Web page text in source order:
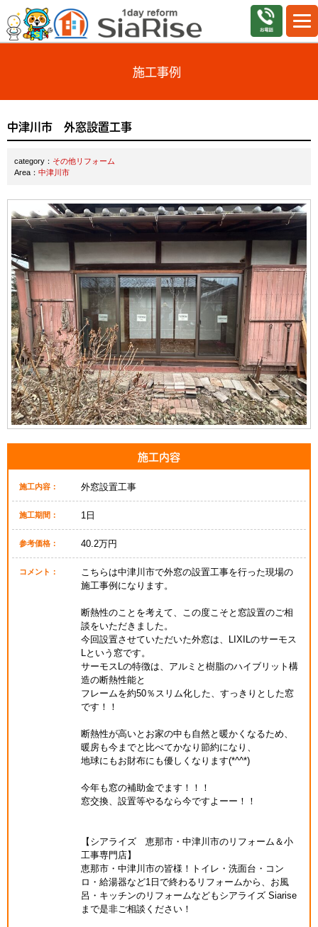
施工事例
中津川市 外窓設置工事
category： その他リフォーム
Area： 中津川市
施工内容
施工内容： 外窓設置工事
施工期間： 1日
参考価格： 40.2万円
コメント：
こちらは中津川市で外窓の設置工事を行った現場の
施工事例になります。
断熱性のことを考えて、この度こそと窓設置のご相
談をいただきました。
今回設置させていただいた外窓は、LIXILのサーモス
Lという窓です。
サーモスLの特徴は、アルミと樹脂のハイブリット構
造の断熱性能と
フレームを約50％スリム化した、すっきりとした窓
です！！
断熱性が高いとお家の中も自然と暖かくなるため、
暖房も今までと比べてかなり節約になり、
地球にもお財布にも優しくなります(*^^*)
今年も窓の補助金でます！！！
窓交換、設置等やるなら今ですよーー！！
【シアライズ 恵那市・中津川市のリフォーム＆小
工事専門店】
恵那市・中津川市の皆様！トイレ・洗面台・コン
ロ・給湯器など1日で終わるリフォームから、お風
呂・キッチンのリフォームなどもシアライズ Siarise
まで是非ご相談ください！